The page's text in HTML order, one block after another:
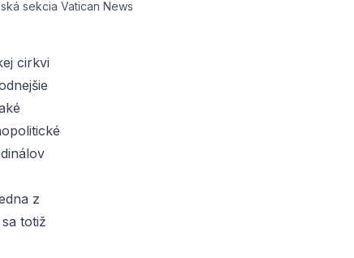
sekcia Vatican News
cirkvi
z
totiž